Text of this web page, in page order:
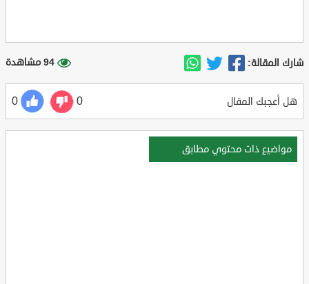
شارك المقالة: 94 مشاهدة
هل أعجبك المقال 0
0
مواضيع ذات محتوي مطابق